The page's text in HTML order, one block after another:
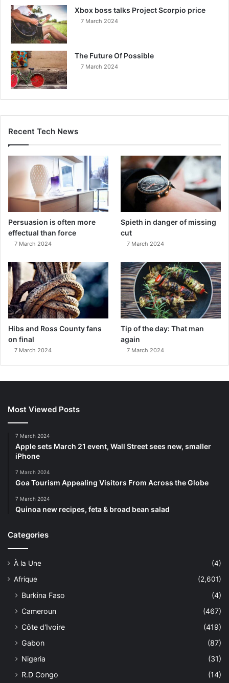
Xbox boss talks Project Scorpio price
7 March 2024
The Future Of Possible
7 March 2024
Recent Tech News
Persuasion is often more
effectual than force
7 March 2024
Spieth in danger of missing
cut
7 March 2024
Hibs and Ross County fans
on final
7 March 2024
Tip of the day: That man
again
7 March 2024
Most Viewed Posts
7 March 2024
Apple sets March 21 event, Wall Street sees new, smaller
iPhone
7 March 2024
Goa Tourism Appealing Visitors From Across the Globe
7 March 2024
Quinoa new recipes, feta & broad bean salad
Categories
À la Une
(4)
Afrique
(2,601)
Burkina Faso
(4)
Cameroun
(467)
Côte d'Ivoire
(419)
Gabon
(87)
Nigeria
(31)
R.D Congo
(14)